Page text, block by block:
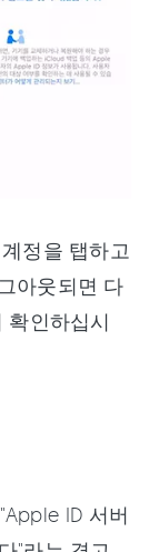
정을 탭하고
아웃되면 다
확인하십시
ID 서버